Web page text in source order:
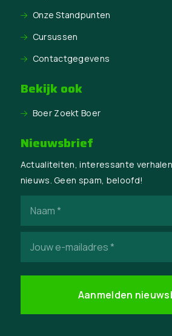
Onze Standpunten
Cursussen
Contactgegevens
Bekijk ook
Boer Zoekt Boer
Nieuwsbrief
Actualiteiten, interessante
nieuws. Geen spam, beloofd!
mailadres